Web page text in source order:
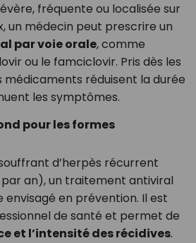
fréquente ou localisée sur
un médecin peut prescrire un
par voie orale, comme
ou le famciclovir. Pris dès les
médicaments réduisent la durée
les symptômes.
pour les formes
d’herpès récurrent
par an), un traitement antiviral
en prévention. Il est
de santé et permet de
et l’intensité des récidives.